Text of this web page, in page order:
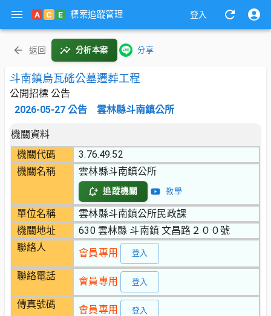
A C E 標案追蹤管理 登入
返回 分析本案 分享
斗南鎮烏瓦磘公墓遷葬工程
公開招標 公告
2026-05-27 公告 雲林縣斗南鎮公所
機關資料
機關代碼
3.76.49.52
機關名稱
雲林縣斗南鎮公所
追蹤機關 教學
單位名稱
雲林縣斗南鎮公所民政課
機關地址
630 雲林縣 斗南鎮 文昌路２００號
聯絡人
會員專用 登入
聯絡電話 會員專用 登入
傳真號碼 會員專用 登入